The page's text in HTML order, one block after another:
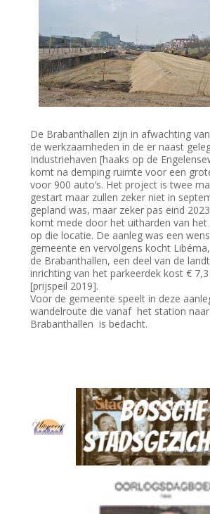
De Brabanthallen zijn in afwachting
de werkzaamheden in de er naast
Industriehaven [haaks op de
komt na demping ruimte voor een
voor 900 auto’s. Het project is twee
gestart maar zullen zeker niet in
gepland was, maar zeker pas eind
komt mede door het uitharden van
op die locatie. De aanleg was een
gemeente en vervolgens kocht
de Brabanthallen, een deel van de
inrichting van het parkeerdek kost €
[prijspeil 2019].
Voor de gemeente speelt in deze
wandelroute die vanaf het station
Brabanthallen is bedacht.